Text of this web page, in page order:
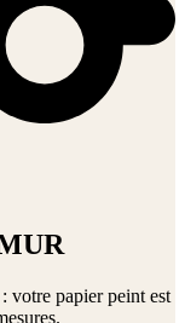
votre papier peint est